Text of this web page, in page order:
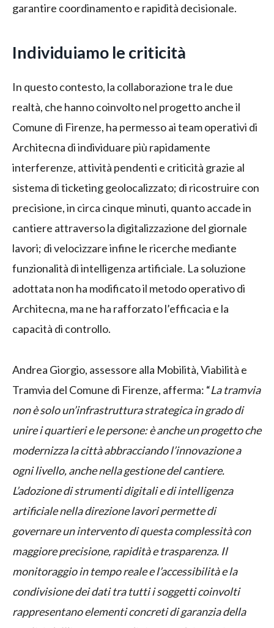
garantire coordinamento e rapidità decisionale.
Individuiamo le criticità
In questo contesto, la collaborazione tra le due
realtà, che hanno coinvolto nel progetto anche il
Comune di Firenze, ha permesso ai team operativi di
Architecna di individuare più rapidamente
interferenze, attività pendenti e criticità grazie al
sistema di ticketing geolocalizzato; di ricostruire con
precisione, in circa cinque minuti, quanto accade in
cantiere attraverso la digitalizzazione del giornale
lavori; di velocizzare infine le ricerche mediante
funzionalità di intelligenza artificiale. La soluzione
adottata non ha modificato il metodo operativo di
Architecna, ma ne ha rafforzato l’efficacia e la
capacità di controllo.
Andrea Giorgio, assessore alla Mobilità, Viabilità e
Tramvia del Comune di Firenze, afferma: “La tramvia
non è solo un’infrastruttura strategica in grado di
unire i quartieri e le persone: è anche un progetto che
modernizza la città abbracciando l’innovazione a
ogni livello, anche nella gestione del cantiere.
L’adozione di strumenti digitali e di intelligenza
artificiale nella direzione lavori permette di
governare un intervento di questa complessità con
maggiore precisione, rapidità e trasparenza. Il
monitoraggio in tempo reale e l’accessibilità e la
condivisione dei dati tra tutti i soggetti coinvolti
rappresentano elementi concreti di garanzia della